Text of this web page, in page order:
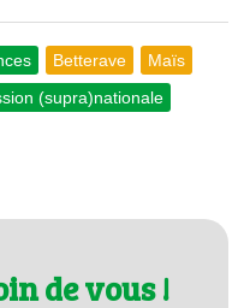
Betterave
Maïs
(supra)nationale
de vous !